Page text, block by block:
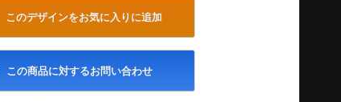
このデザインをお気に入りに追加
この商品に対するお問い合わせ